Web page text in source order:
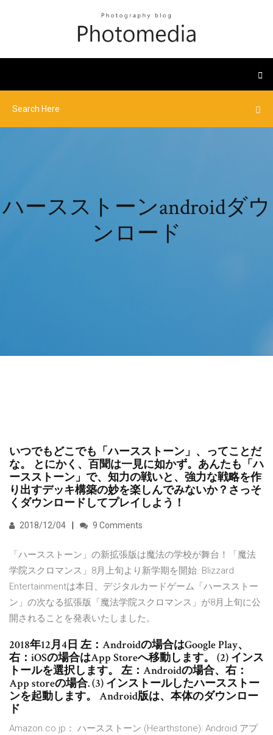
ハースストーンandroidダウ
ンロード
いつでもどこでも「ハースストーン」、ってことだ
な。 とにかく、百聞は一見に如かず。あんたも「ハ
ースストーン」で、知力の戦いと、強力な戦略を作
り出すデッキ構築の妙を楽しんでみないか？さっそ
くダウンロードしてプレイしよう！
2018/12/04 9 Comments
「ハースストーン」の新拡張版は魔法の学校が舞台！「魔法
学院スクロマンス」8月上旬より新学期を開始. Blizzard
Entertainmentは本日、デジタルカードゲーム「ハースストー
ン」の次なる拡張版「魔法学院スクロマンス」が8月上旬に公
開されることを発表いたしました。
2018年12月4日 左：Androidの場合はGoogle Play、
右：iOSの場合はApp Storeへ移動します。 (2) インス
トールを選択します。 左：Androidの場合、右：
App storeの場合. (3) インストールしたハースストー
ンを起動します。 Android版は、本体のダウンロー
ド
Amazon.co.jp： ハースストーン (Hearthstone): Android アプ